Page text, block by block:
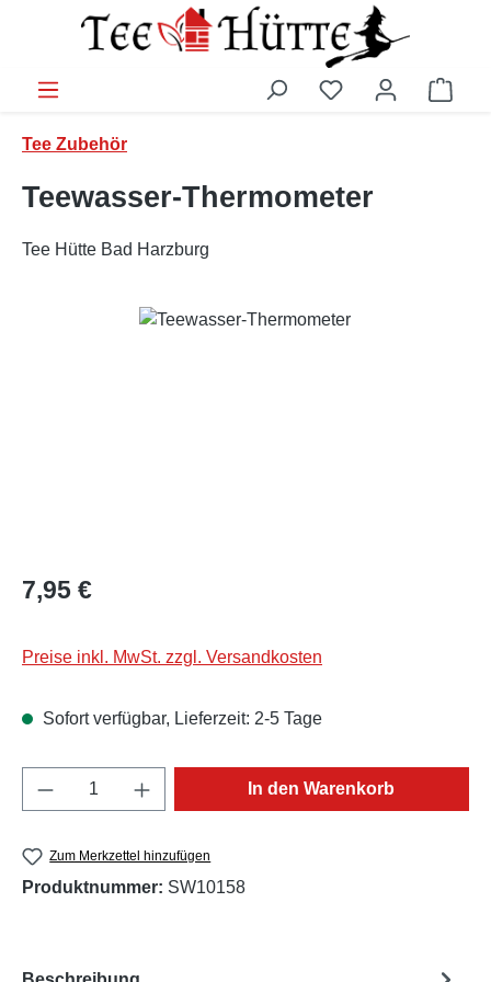
Zum Hauptinhalt springen
Tee Zubehör
Teewasser-Thermometer
Tee Hütte Bad Harzburg
Bildergalerie überspringen
Regulärer Preis:
7,95 €
Preise inkl. MwSt. zzgl. Versandkosten
Sofort verfügbar, Lieferzeit: 2-5 Tage
Produkt Anzahl: Gib den gewünschten
In den Warenkorb
Zum Merkzettel hinzufügen
Produktnummer: SW10158